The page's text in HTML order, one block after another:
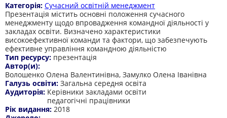
Категорія: Сучасний освітній менеджмент
Презентація містить основні положення сучасного
менеджменту щодо впровадження командної діяльності у
закладах освіти. Визначено характеристики
високоефективної команди та фактори, що забезпечують
ефективне управління командною діяльністю
Тип ресурсу: презентація
Автор(и):
Волошенко Олена Валентинівна, Замулко Олена Іванівна
Галузь освіти: Загальна середня освіта
Аудиторія: Керівники закладами освіти
педагогічні працівники
Рік видання: 2018